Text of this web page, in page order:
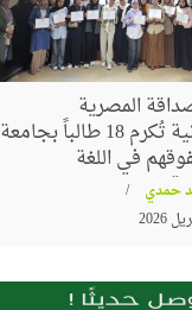
المصرية
الأذربيجانية تُكرم 18 طالباً بجامعة
في اللغة
حمدي